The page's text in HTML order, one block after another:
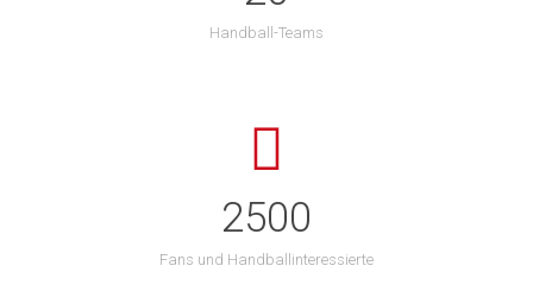
Handball-Teams
2500
Fans und Handballinteressierte